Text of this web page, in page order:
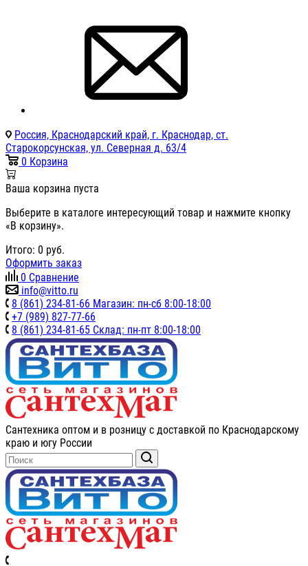
Россия, Краснодарский край, г. Краснодар, ст.
Старокорсунская, ул. Северная д. 63/4
0 Корзина
Ваша корзина пуста
Выберите в каталоге интересующий товар и нажмите кнопку
«В корзину».
Итого: 0 руб.
Оформить заказ
0 Сравнение
info@vitto.ru
8 (861) 234-81-66 Магазин: пн-сб 8:00-18:00
+7 (989) 827-77-66
8 (861) 234-81-65 Склад: пн-пт 8:00-18:00
Сантехника оптом и в розницу с доставкой по Краснодарскому
краю и югу России